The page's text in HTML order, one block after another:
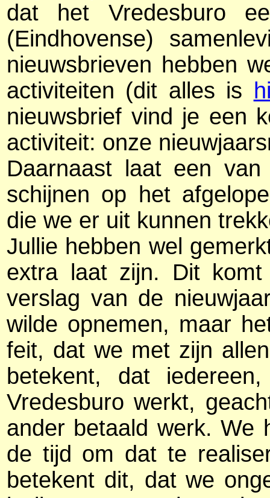
dat het Vredesburo
(Eindhovense)
nieuwsbrieven hebben
activiteiten (dit alles is
nieuwsbrief vind je een
activiteit: onze
Daarnaast laat een
schijnen op het
die we er uit kunnen
Jullie hebben wel
extra laat zijn. Dit
verslag van de
wilde opnemen, maar
feit, dat we met zijn
betekent, dat
Vredesburo werkt,
ander betaald werk. We
de tijd om dat te
betekent dit, dat we